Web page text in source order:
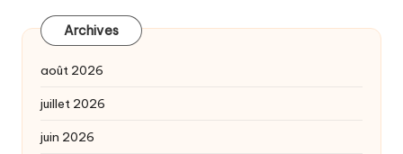
Archives
août 2026
juillet 2026
juin 2026